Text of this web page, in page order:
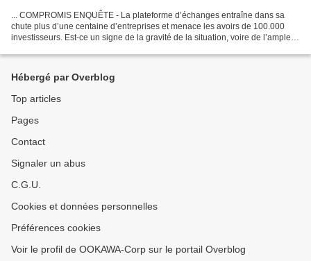
... COMPROMIS ENQUÊTE - La plateforme d’échanges entraîne dans sa
chute plus d’une centaine d’entreprises et menace les avoirs de 100.000
investisseurs. Est-ce un signe de la gravité de la situation, voire de l’ampleur
Hébergé par Overblog
Top articles
Pages
Contact
Signaler un abus
C.G.U.
Cookies et données personnelles
Préférences cookies
Voir le profil de OOKAWA-Corp sur le portail Overblog